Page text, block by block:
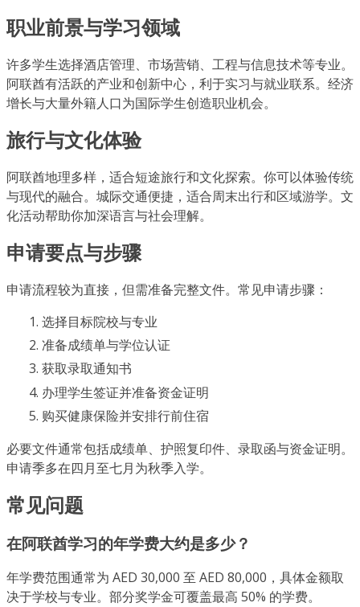
职业前景与学习领域
许多学生选择酒店管理、市场营销、工程与信息技术等专业。
阿联酋有活跃的产业和创新中心，利于实习与就业联系。经济
增长与大量外籍人口为国际学生创造职业机会。
旅行与文化体验
阿联酋地理多样，适合短途旅行和文化探索。你可以体验传统
与现代的融合。城际交通便捷，适合周末出行和区域游学。文
化活动帮助你加深语言与社会理解。
申请要点与步骤
申请流程较为直接，但需准备完整文件。常见申请步骤：
选择目标院校与专业
准备成绩单与学位认证
获取录取通知书
办理学生签证并准备资金证明
购买健康保险并安排行前住宿
必要文件通常包括成绩单、护照复印件、录取函与资金证明。
申请季多在四月至七月为秋季入学。
常见问题
在阿联酋学习的年学费大约是多少？
年学费范围通常为 AED 30,000 至 AED 80,000，具体金额取
决于学校与专业。部分奖学金可覆盖最高 50% 的学费。